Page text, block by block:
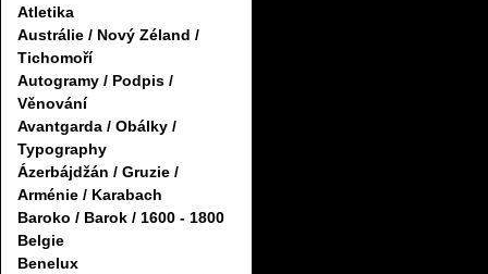
Atletika
Austrálie / Nový Zéland /
Tichomoří
Autogramy / Podpis /
Věnování
Avantgarda / Obálky /
Typography
Ázerbájdžán / Gruzie /
Arménie / Karabach
Baroko / Barok / 1600 - 1800
Belgie
Benelux